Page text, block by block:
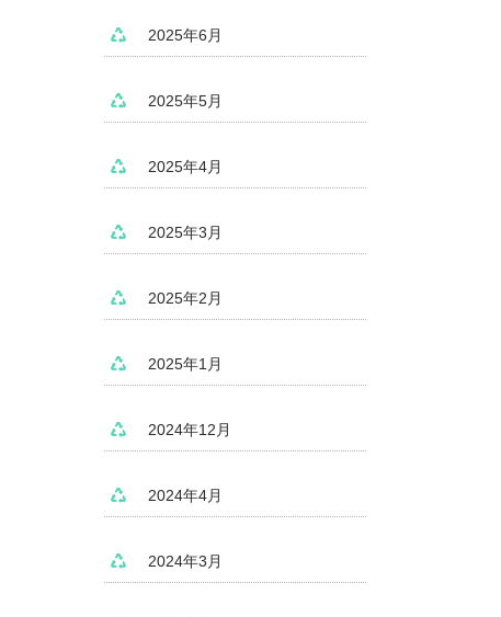
2025年6月
2025年5月
2025年4月
2025年3月
2025年2月
2025年1月
2024年12月
2024年4月
2024年3月